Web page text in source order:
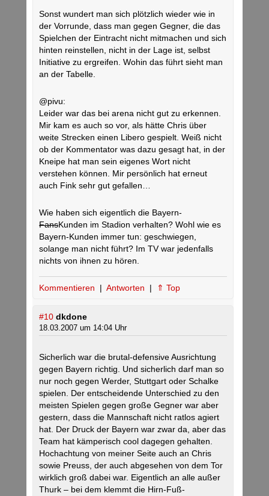
Sonst wundert man sich plötzlich wieder wie in
der Vorrunde, dass man gegen Gegner, die das
Spielchen der Eintracht nicht mitmachen und sich
hinten reinstellen, nicht in der Lage ist, selbst
Initiative zu ergreifen. Wohin das führt sieht man
an der Tabelle.
@pivu:
Leider war das bei arena nicht gut zu erkennen.
Mir kam es auch so vor, als hätte Chris über
weite Strecken einen Libero gespielt. Weiß nicht
ob der Kommentator was dazu gesagt hat, in der
Kneipe hat man sein eigenes Wort nicht
verstehen können. Mir persönlich hat erneut
auch Fink sehr gut gefallen…
Wie haben sich eigentlich die Bayern-
FansKunden im Stadion verhalten? Wohl wie es
Bayern-Kunden immer tun: geschwiegen,
solange man nicht führt? Im TV war jedenfalls
nichts von ihnen zu hören.
Kommentieren | Antworten | ⇑ Top
#10 dkdone
18.03.2007 um 14:04 Uhr
Sicherlich war die brutal-defensive Ausrichtung
gegen Bayern richtig. Und sicherlich darf man so
nur noch gegen Werder, Stuttgart oder Schalke
spielen. Der entscheidende Unterschied zu den
meisten Spielen gegen große Gegner war aber
gestern, dass die Mannschaft nicht ratlos agiert
hat. Der Druck der Bayern war zwar da, aber das
Team hat kämperisch cool dagegen gehalten.
Hochachtung von meiner Seite auch an Chris
sowie Preuss, der auch abgesehen von dem Tor
wirklich groß dabei war. Eigentlich an alle außer
Thurk – bei dem klemmt die Hirn-Fuß-